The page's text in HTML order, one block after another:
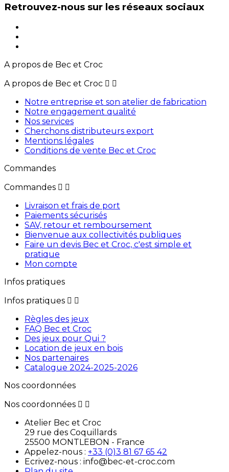
Retrouvez-nous sur les réseaux sociaux
A propos de Bec et Croc
A propos de Bec et Croc  
Notre entreprise et son atelier de fabrication
Notre engagement qualité
Nos services
Cherchons distributeurs export
Mentions légales
Conditions de vente Bec et Croc
Commandes
Commandes  
Livraison et frais de port
Paiements sécurisés
SAV, retour et remboursement
Bienvenue aux collectivités publiques
Faire un devis Bec et Croc, c'est simple et
pratique
Mon compte
Infos pratiques
Infos pratiques  
Règles des jeux
FAQ Bec et Croc
Des jeux pour Qui ?
Location de jeux en bois
Nos partenaires
Catalogue 2024-2025-2026
Nos coordonnées
Nos coordonnées  
Atelier Bec et Croc
29 rue des Coquillards
25500 MONTLEBON - France
Appelez-nous : +33 (0)3 81 67 65 42
Ecrivez-nous : info@bec-et-croc.com